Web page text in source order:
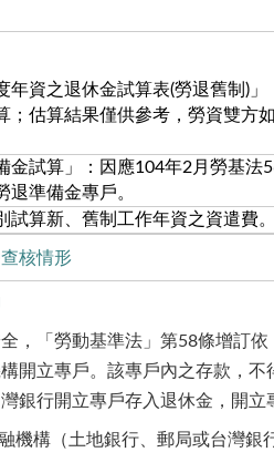
年資之退休金試算表(勞退舊制)
；估算結果僅供參考，勞資雙方
金試算」：因應104年2月勞基
準備金專戶。
試算新、舊制工作年資之資遣費。
核情形
，「勞動基準法」第58條增訂依
開立專戶。該專戶內之存款，不
銀行開立專戶存入退休金 ，開
機構（土地銀行、郵局或台灣銀